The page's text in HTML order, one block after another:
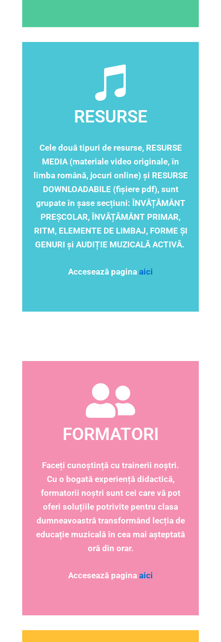
RESURSE
Cele două tipuri de resurse, RESURSE
MEDIA (materiale video originale, în
limba română, jocuri online) și RESURSE
DOWNLOADABILE (fișiere pdf), sunt
grupate în șase secțiuni: ÎNVĂȚĂMÂNT
PREȘCOLAR, ÎNVĂȚĂMÂNT PRIMAR,
RITM, ELEMENTE DE LIMBAJ, FORME ȘI
GENURI și AUDIȚIE MUZICALĂ ACTIVĂ.
Accesează pagina aici
FORMATORI
Faceți cunoștință cu trainerii noștri.
Cu o bogată experiență didactică,
formatorii noștri sunt cei care vă pot
oferi soluțiile potrivite pentru clasa
dumneavoastră transformând lecția de
educație muzicală în cea mai așteptată
oră din orar.
Accesează pagina aici